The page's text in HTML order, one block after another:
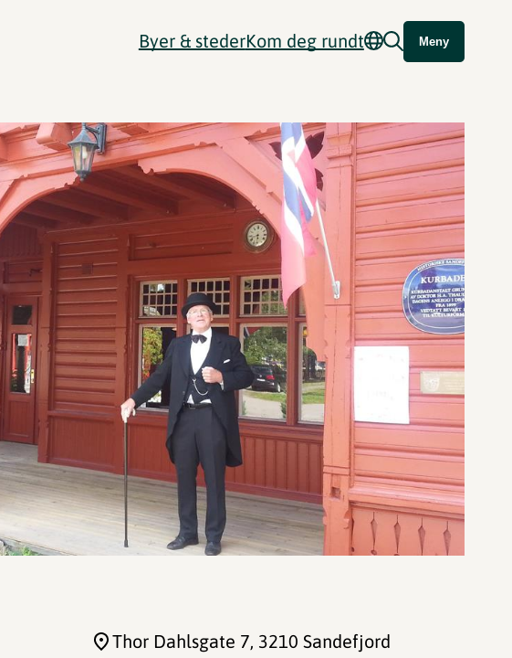
Byer & stederKom deg rundt Meny
Thor Dahlsgate 7, 3210 Sandefjord